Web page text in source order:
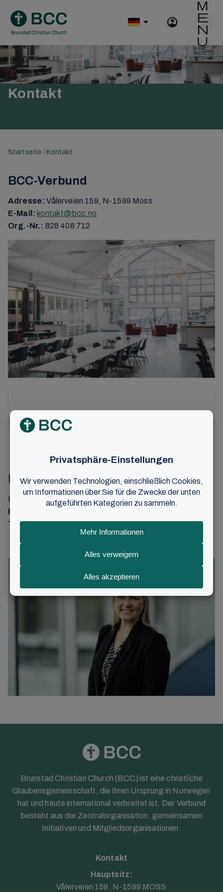
content
O
p
e
n
m
o
b
Kontakt
Startseite / Kontakt
BCC-Verbund
Adresse: Vålerveien 159, N-1599 Moss
E-Mail: kontakt@bcc.no
Org.-Nr.: 828 408 712
Pressekontakt
Berit Hustad Nilsen
E-Mail:
Tel:+47 93 40 97 35
Brunstad Christian Church (BCC) ist eine christliche
Glaubensgemeinschaft, die ihren Ursprung in Norwegen
hat und heute international verbreitet ist. Der Verbund
besteht aus der Zentralorganisation, gemeinsamen
Initiativen und Mitgliedsorganisationen.
Kontakt
Hauptsitz:
Vålerveien 159, N-1599 MOSS